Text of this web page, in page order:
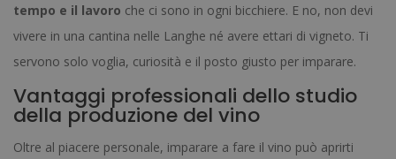
tempo e il lavoro che ci sono in ogni bicchiere. E no, non devi
vivere in una cantina nelle Langhe né avere ettari di vigneto. Ti
servono solo voglia, curiosità e il posto giusto per imparare.
Vantaggi professionali dello studio
della produzione del vino
Oltre al piacere personale, imparare a fare il vino può aprirti